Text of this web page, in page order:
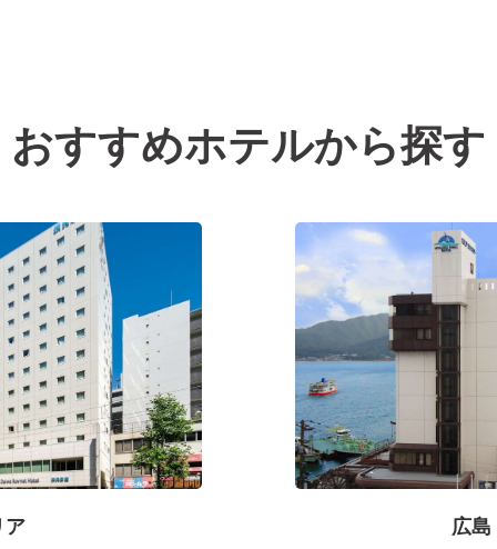
おすすめホテルから探す
ア 広